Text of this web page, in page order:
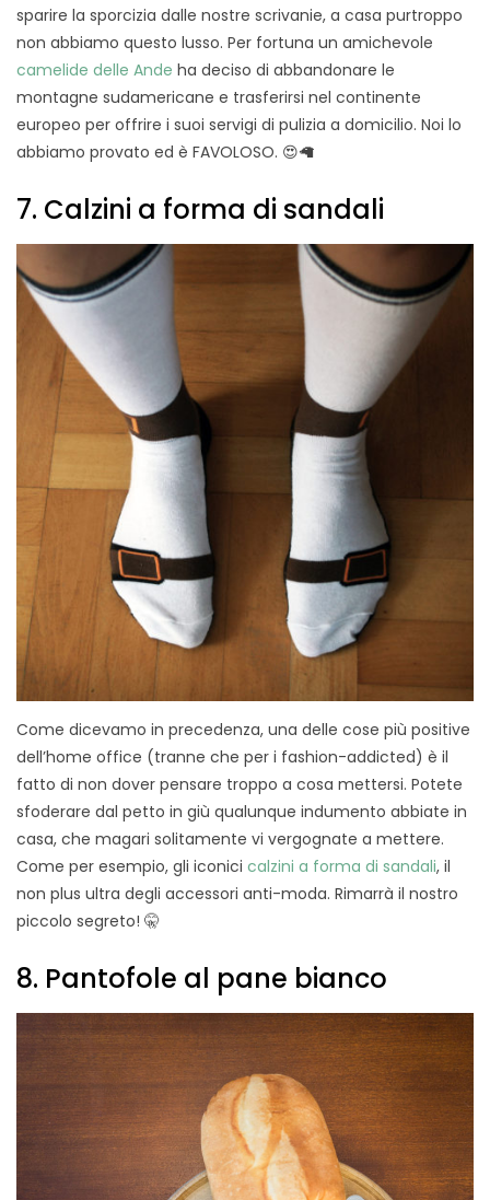
sparire la sporcizia dalle nostre scrivanie, a casa purtroppo
non abbiamo questo lusso. Per fortuna un amichevole
camelide delle Ande ha deciso di abbandonare le
montagne sudamericane e trasferirsi nel continente
europeo per offrire i suoi servigi di pulizia a domicilio. Noi lo
abbiamo provato ed è FAVOLOSO. 😍🦙
7. Calzini a forma di sandali
Come dicevamo in precedenza, una delle cose più positive
dell’home office (tranne che per i fashion-addicted) è il
fatto di non dover pensare troppo a cosa mettersi. Potete
sfoderare dal petto in giù qualunque indumento abbiate in
casa, che magari solitamente vi vergognate a mettere.
Come per esempio, gli iconici calzini a forma di sandali, il
non plus ultra degli accessori anti-moda. Rimarrà il nostro
piccolo segreto! 🤫
8. Pantofole al pane bianco